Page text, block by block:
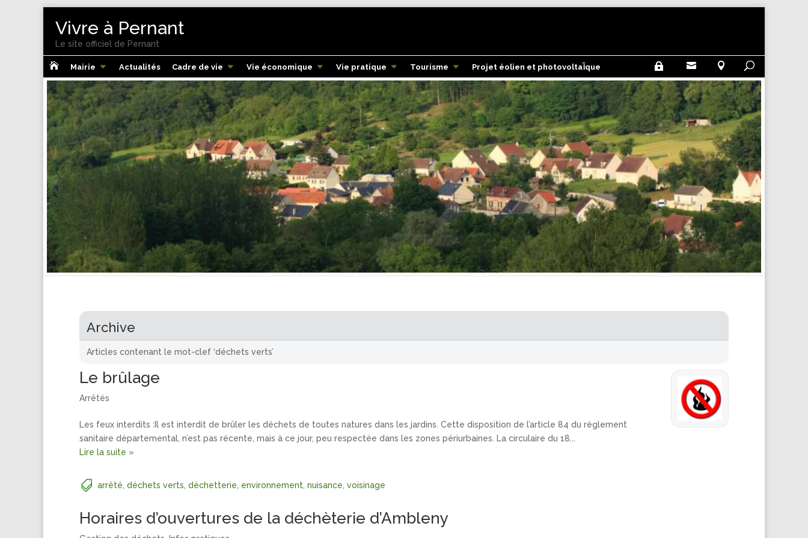
Vivre à Pernant
Le site officiel de Pernant
 Mairie Actualités Cadre de vie Vie économique Vie pratique Tourisme Projet éolien et photovoltaÏque 


Archive
Articles contenant le mot-clef ‘déchets verts’
Le brûlage
Arrêtés
Les feux interdits :Il est interdit de brûler les déchets de toutes natures dans les jardins. Cette disposition de l’article 84 du règlement
sanitaire départemental, n’est pas récente, mais à ce jour, peu respectée dans les zones périurbaines. La circulaire du 18...
Lire la suite »
arrêté déchets verts déchetterie environnement nuisance voisinage
Horaires d’ouvertures de la déchèterie d’Ambleny